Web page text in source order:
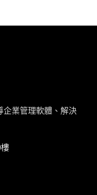
企業管理軟體、解決